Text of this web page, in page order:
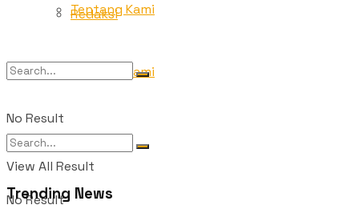
Redaksi
Tentang Kami
No Result
Tentang Kami
No Result
View All Result
Trending News